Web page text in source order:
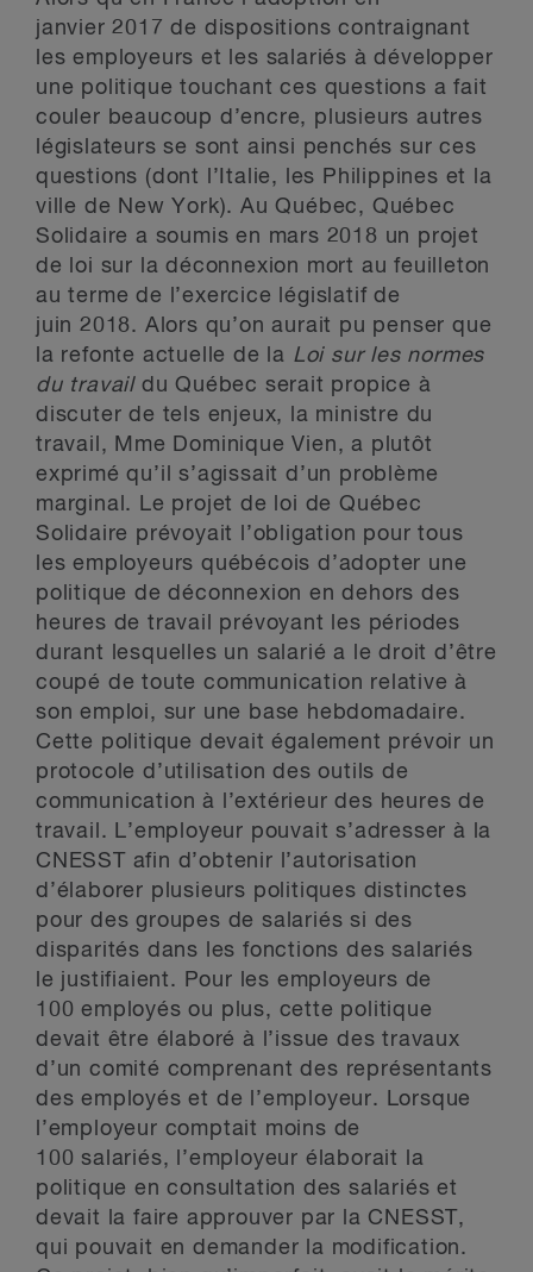
janvier 2017 de dispositions contraignant
les employeurs et les salariés à développer
une politique touchant ces questions a fait
couler beaucoup d’encre, plusieurs autres
législateurs se sont ainsi penchés sur ces
questions (dont l’Italie, les Philippines et la
ville de New York). Au Québec, Québec
Solidaire a soumis en mars 2018 un projet
de loi sur la déconnexion mort au feuilleton
au terme de l’exercice législatif de
juin 2018. Alors qu’on aurait pu penser que
la refonte actuelle de la Loi sur les normes
du travaildu Québec serait propice à
discuter de tels enjeux, la ministre du
travail, Mme Dominique Vien, a plutôt
exprimé qu’il s’agissait d’un problème
marginal. Le projet de loi de Québec
Solidaire prévoyait l’obligation pour tous
les employeurs québécois d’adopter une
politique de déconnexion en dehors des
heures de travail prévoyant les périodes
durant lesquelles un salarié a le droit d’être
coupé de toute communication relative à
son emploi, sur une base hebdomadaire.
Cette politique devait également prévoir un
protocole d’utilisation des outils de
communication à l’extérieur des heures de
travail. L’employeur pouvait s’adresser à la
CNESST afin d’obtenir l’autorisation
d’élaborer plusieurs politiques distinctes
pour des groupes de salariés si des
disparités dans les fonctions des salariés
le justifiaient. Pour les employeurs de
100 employés ou plus, cette politique
devait être élaboré à l’issue des travaux
d’un comité comprenant des représentants
des employés et de l’employeur. Lorsque
l’employeur comptait moins de
100 salariés, l’employeur élaborait la
politique en consultation des salariés et
devait la faire approuver par la CNESST,
qui pouvait en demander la modification.